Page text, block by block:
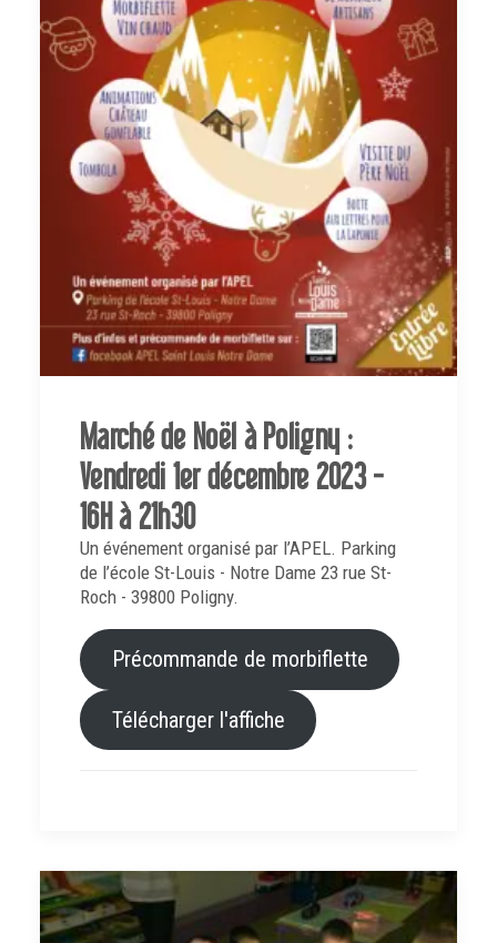
Marché de Noël à Poligny :
Vendredi 1er décembre 2023 -
16H à 21h30
Un événement organisé par l’APEL. Parking
de l’école St-Louis - Notre Dame 23 rue St-
Roch - 39800 Poligny.
Précommande de morbiflette
Télécharger l'affiche